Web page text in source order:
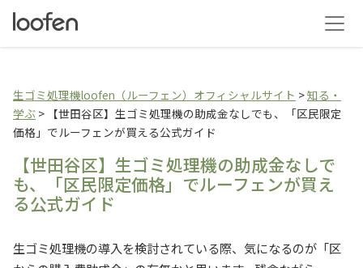
生ゴミ乾燥機loofen（ル
生ゴミ処理機loofen（ルーフェン）オフィシャルサイト >知る・
学ぶ > 【世田谷区】生ゴミ処理機の助成金なしでも、「区民限定
価格」でルーフェンが買える公式ガイド
【世田谷区】生ゴミ処理機の助成金なしで
も、「区民限定価格」でルーフェンが買え
る公式ガイド
生ゴミ処理機の導入を検討されている際、気になるのが「区